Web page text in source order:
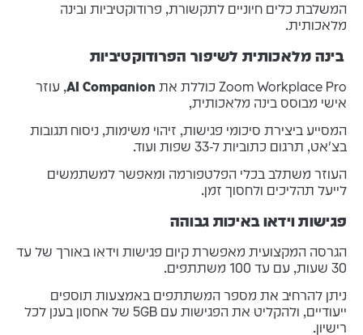
המשלבת כלים חיוניים לתקשורת, פרודוקטיביות ובינה
מלאכותית.
בינה מלאכותית לשיפור הפרודוקטיביות
Zoom Workplace Pro כוללת את AI Companion, עוזר
אישי מבוסס בינה מלאכותית,
המסייע ביצירת סיכומי פגישות, זיהוי משימות, ניסוח תגובות
בצ'אט, תרגום כתוביות ל-33 שפות ועוד.
העוזר משתלב בכלי הפלטפורמה ומאפשר למשתמשים
לייעל תהליכים ולחסוך זמן.
פגישות וידאו באיכות גבוהה
הגרסה המקצועית מאפשרת קיום פגישות וידאו באורך של עד
30 שעות, עם עד 100 משתתפים
.
ניתן להרחיב את מספר המשתתפים באמצעות תוספים
ייעודיים, ולהקליט את הפגישות עם 5GB של אחסון בענן לכל
רישיון.